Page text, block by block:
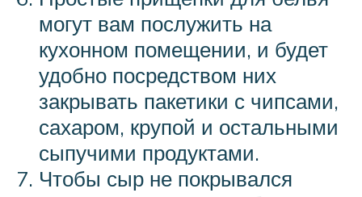
могут вам послужить на
кухонном помещении, и будет
удобно посредством них
закрывать пакетики с чипсами,
сахаром, крупой и остальными
сыпучими продуктами.
Чтобы сыр не покрывался